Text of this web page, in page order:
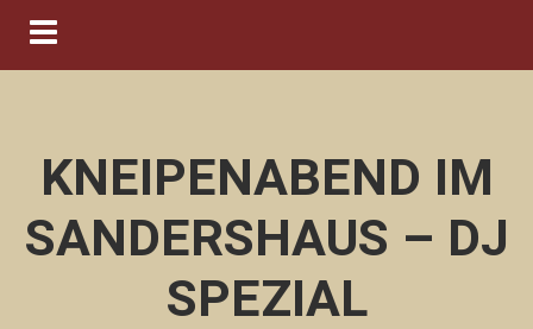
Navigation ein-/ausblenden
KNEIPENABEND IM
SANDERSHAUS – DJ
SPEZIAL